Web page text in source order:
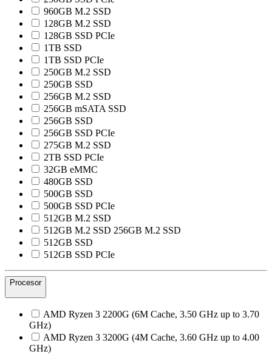
960GB M.2 SSD
128GB M.2 SSD
128GB SSD PCIe
1TB SSD
1TB SSD PCIe
250GB M.2 SSD
250GB SSD
256GB M.2 SSD
256GB mSATA SSD
256GB SSD
256GB SSD PCIe
275GB M.2 SSD
2TB SSD PCIe
32GB eMMC
480GB SSD
500GB SSD
500GB SSD PCIe
512GB M.2 SSD
512GB M.2 SSD 256GB M.2 SSD
512GB SSD
512GB SSD PCIe
Procesor
AMD Ryzen 3 2200G (6M Cache, 3.50 GHz up to 3.70
GHz)
AMD Ryzen 3 3200G (4M Cache, 3.60 GHz up to 4.00
GHz)